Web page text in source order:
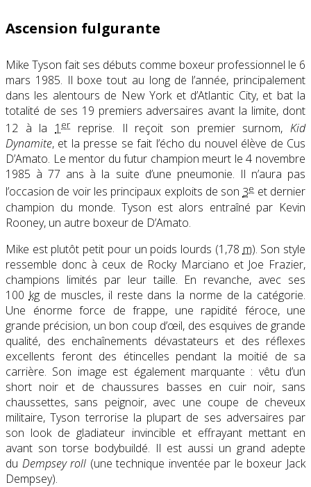
Ascension fulgurante
Mike Tyson fait ses débuts comme boxeur professionnel le 6
mars 1985. Il boxe tout au long de l’année, principalement
dans les alentours de New York et d’Atlantic City, et bat la
totalité de ses 19 premiers adversaires avant la limite, dont
12 à la 1er reprise. Il reçoit son premier surnom,Kid
Dynamite, et la presse se fait l’écho du nouvel élève de Cus
D’Amato. Le mentor du futur champion meurt le 4 novembre
1985 à 77 ans à la suite d’une pneumonie. Il n’aura pas
l’occasion de voir les principaux exploits de son 3e et dernier
champion du monde. Tyson est alors entraîné par Kevin
Rooney, un autre boxeur de D’Amato.
Mike est plutôt petit pour un poids lourds (1,78 m). Son style
ressemble donc à ceux de Rocky Marciano et Joe Frazier,
champions limités par leur taille. En revanche, avec ses
100 kgde muscles, il reste dans la norme de la catégorie.
Une énorme force de frappe, une rapidité féroce, une
grande précision, un bon coup d’œil, des esquives de grande
qualité, des enchaînements dévastateurs et des réflexes
excellents feront des étincelles pendant la moitié de sa
carrière. Son image est également marquante : vêtu d’un
short noir et de chaussures basses en cuir noir, sans
chaussettes, sans peignoir, avec une coupe de cheveux
militaire, Tyson terrorise la plupart de ses adversaires par
son look de gladiateur invincible et effrayant mettant en
avant son torse bodybuildé. Il est aussi un grand adepte
du Dempsey roll (une technique inventée par le boxeur Jack
Dempsey).